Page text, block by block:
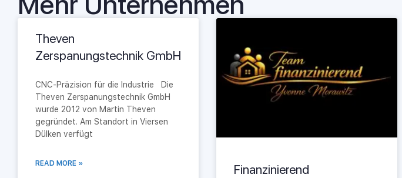
Theven
Zerspanungstechnik GmbH
CNC-Präzision für die Industrie Die
Theven Zerspanungstechnik GmbH
wurde 2012 von Martin Theven
gegründet. Am Standort in Viersen
Dülken verfügt
READ MORE » Finanzinierend